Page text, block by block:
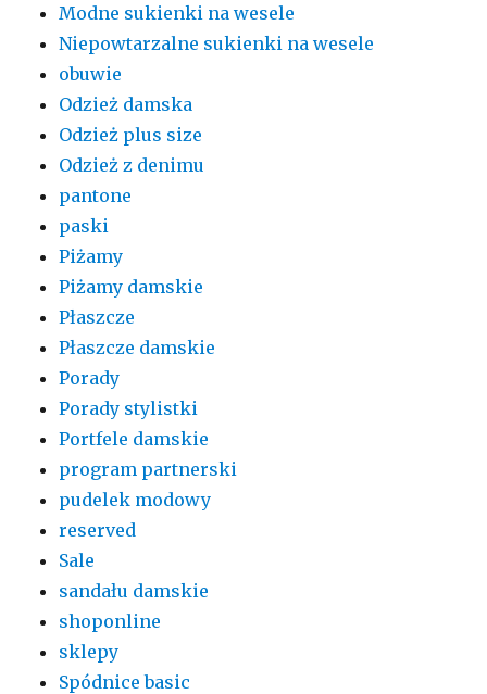
Modne sukienki na wesele
Niepowtarzalne sukienki na wesele
obuwie
Odzież damska
Odzież plus size
Odzież z denimu
pantone
paski
Piżamy
Piżamy damskie
Płaszcze
Płaszcze damskie
Porady
Porady stylistki
Portfele damskie
program partnerski
pudelek modowy
reserved
Sale
sandału damskie
shoponline
sklepy
Spódnice basic